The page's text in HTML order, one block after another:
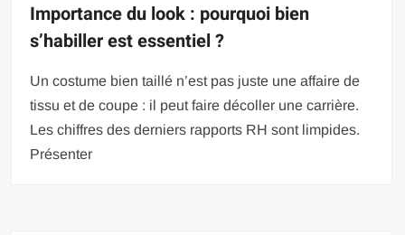
Importance du look : pourquoi bien
s’habiller est essentiel ?
Un costume bien taillé n’est pas juste une affaire de
tissu et de coupe : il peut faire décoller une carrière.
Les chiffres des derniers rapports RH sont limpides.
Présenter